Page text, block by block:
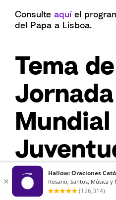
Consulte aquíel
del Papa a Lisboa.
Tema
Jornada
En consonancia con el